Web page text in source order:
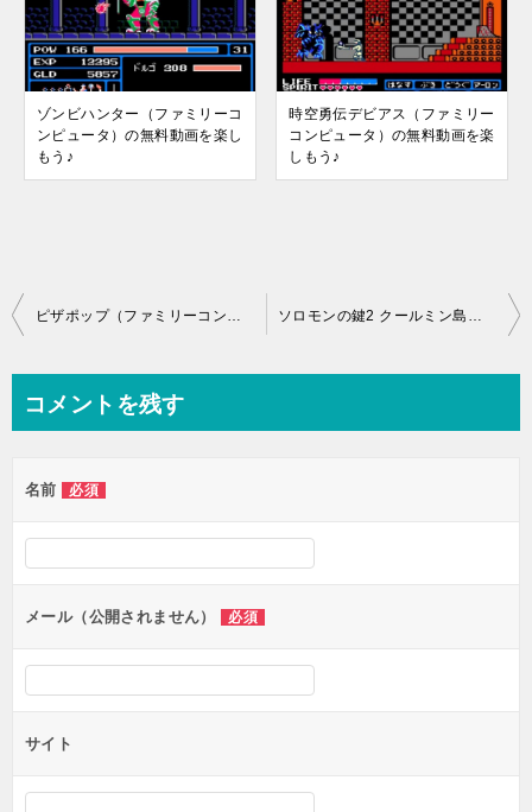
ゾンビハンター（ファミリーコ
ンピュータ）の無料動画を楽し
もう♪
時空勇伝デビアス（ファミリー
コンピュータ）の無料動画を楽
しもう♪
投
ビ
ー
シ
ョ
ン
コメントを残す
名前 必須
メール（公開されません） 必須
サイト